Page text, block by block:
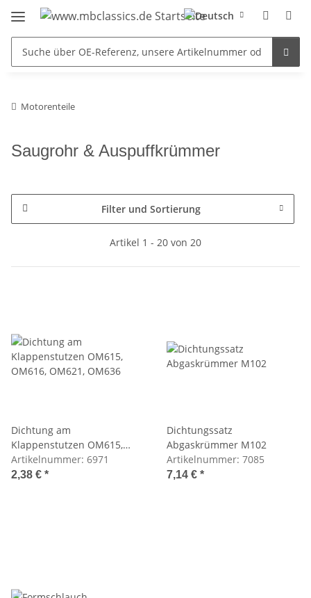
Motorenteile
Saugrohr & Auspuffkrümmer
Filter und Sortierung
Artikel 1 - 20 von 20
Dichtung am
Klappenstutzen OM615,
OM616, OM621, OM636
Artikelnummer: 6971
2,38 € *
Dichtungssatz
Abgaskrümmer M102
Artikelnummer: 7085
7,14 € *